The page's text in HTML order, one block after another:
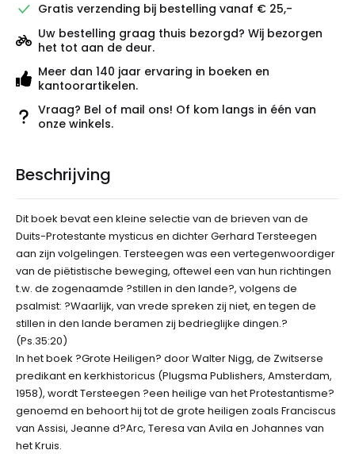
Gratis verzending bij bestelling vanaf € 25,-
Uw bestelling graag thuis bezorgd? Wij bezorgen
het tot aan de deur.
Meer dan 140 jaar ervaring in boeken en
kantoorartikelen.
Vraag? Bel of mail ons! Of kom langs in één van
onze winkels.
Beschrijving
Dit boek bevat een kleine selectie van de brieven van de
Duits-Protestante mysticus en dichter Gerhard Tersteegen
aan zijn volgelingen. Tersteegen was een vertegenwoordiger
van de piëtistische beweging, oftewel een van hun richtingen
t.w. de zogenaamde ?stillen in den lande?, volgens de
psalmist: ?Waarlijk, van vrede spreken zij niet, en tegen de
stillen in den lande beramen zij bedrieglijke dingen.?
(Ps.35:20)
In het boek ?Grote Heiligen? door Walter Nigg, de Zwitserse
predikant en kerkhistoricus (Plugsma Publishers, Amsterdam,
1958), wordt Tersteegen ?een heilige van het Protestantisme?
genoemd en behoort hij tot de grote heiligen zoals Franciscus
van Assisi, Jeanne d?Arc, Teresa van Avila en Johannes van
het Kruis.